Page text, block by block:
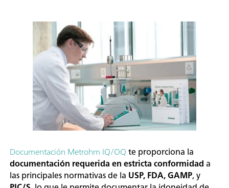
Documentación Metrohm IQ/OQte proporciona la
documentación requerida en estricta conformidada
las principales normativas de la USP, FDA, GAMP, y